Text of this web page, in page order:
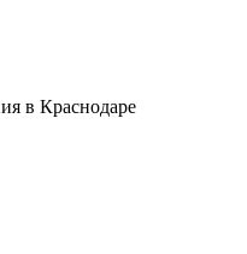
в Краснодаре